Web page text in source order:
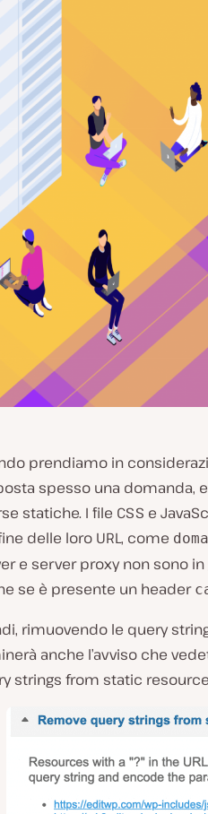
prendiamo in
spesso una domanda,
statiche. I file CSS e
delle loro URL, come
e server proxy non sono
se è presente un header
rimuovendo le query
anche l’avviso che
strings from static